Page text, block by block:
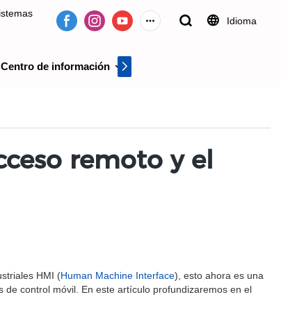
Idioma
Centro de información
remoto y el
HMI (Human Machine Interface), esto ahora es una
control móvil. En este artículo profundizaremos en el